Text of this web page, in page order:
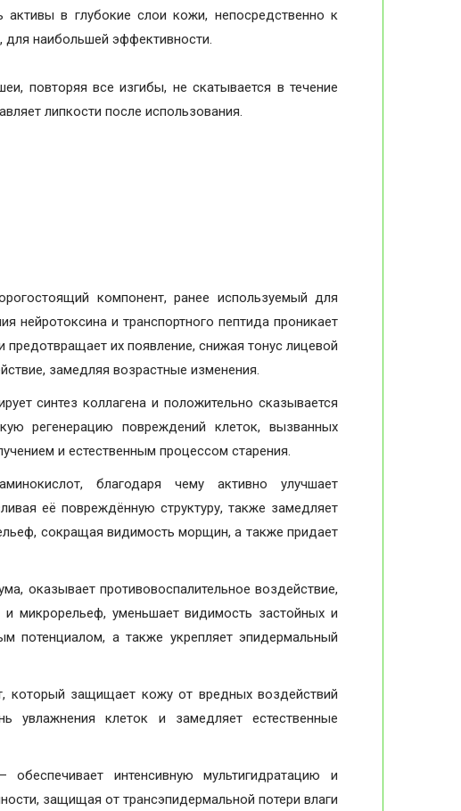
активы в глубокие слои кожи, непосредственно к
наибольшей эффективности.
повторяя все изгибы, не скатывается в течение
липкости после использования.
компонент, ранее используемый для
нейротоксина и транспортного пептида проникает
их появление, снижая тонус лицевой
замедляя возрастные изменения.
синтез коллагена и положительно сказывается
регенерацию повреждений клеток, вызванных
и естественным процессом старения.
благодаря чему активно улучшает
её повреждённую структуру, также замедляет
сокращая видимость морщин, а также придает
оказывает противовоспалительное воздействие,
микрорельеф, уменьшает видимость застойных и
потенциалом, а также укрепляет эпидермальный
защищает кожу от вредных воздействий
увлажнения клеток и замедляет естественные
обеспечивает интенсивную мультигидратацию и
защищая от трансэпидермальной потери влаги